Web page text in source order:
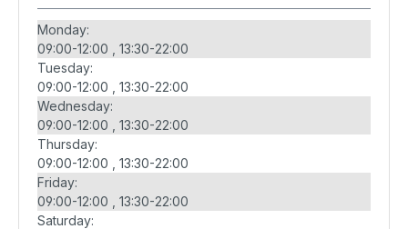
Monday:
09:00-12:00
13:30-22:00
Tuesday:
09:00-12:00
13:30-22:00
Wednesday:
09:00-12:00
13:30-22:00
Thursday:
09:00-12:00
13:30-22:00
Friday:
09:00-12:00
13:30-22:00
Saturday: